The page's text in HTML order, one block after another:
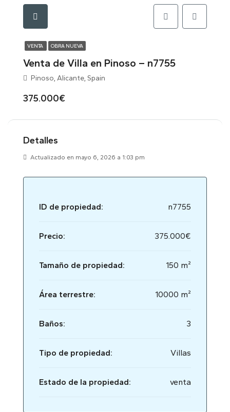
VENTA OBRA NUEVA
Venta de Villa en Pinoso – n7755
Pinoso, Alicante, Spain
375.000€
Detalles
Actualizado en mayo 6, 2026 a 1:03 pm
ID de propiedad: n7755
Precio: 375.000€
Tamaño de propiedad: 150 m²
Área terrestre: 10000 m²
Baños: 3
Tipo de propiedad: Villas
Estado de la propiedad: venta